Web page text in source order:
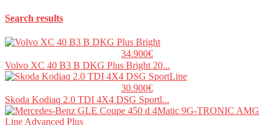
Search results
34.900€
Volvo XC 40 B3 B DKG Plus Bright 20...
30.900€
Skoda Kodiaq 2.0 TDI 4X4 DSG Sportl...